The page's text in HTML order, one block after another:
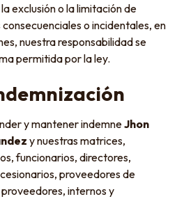
exclusión o la limitación de
o incidentales, en
nuestra responsabilidad se
permitida por la ley.
y mantener indemneJhon
y nuestras matrices,
funcionarios, directores,
proveedores de
internos y